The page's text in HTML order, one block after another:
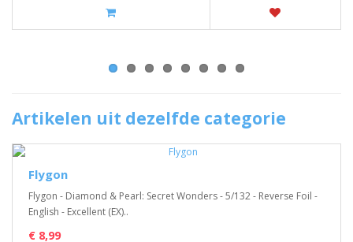
Artikelen uit dezelfde categorie
Flygon
Flygon - Diamond & Pearl: Secret Wonders - 5/132 - Reverse Foil -
English - Excellent (EX)..
€ 8,99